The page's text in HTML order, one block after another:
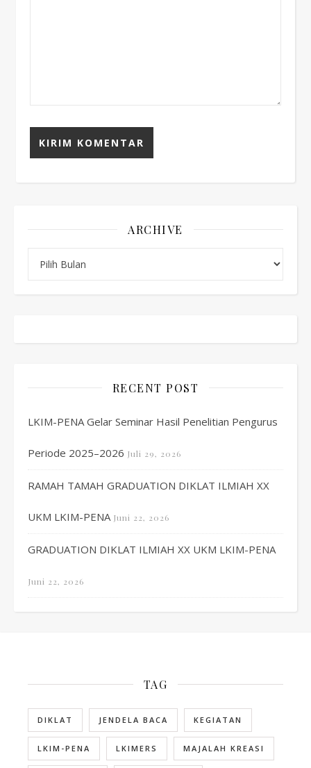
ARCHIVE
RECENT POST
LKIM-PENA Gelar Seminar Hasil Penelitian Pengurus
Periode 2025–2026 Juli 29, 2026
RAMAH TAMAH GRADUATION DIKLAT ILMIAH XX
UKM LKIM-PENA Juni 22, 2026
GRADUATION DIKLAT ILMIAH XX UKM LKIM-PENA
Juni 22, 2026
TAG
DIKLAT JENDELA BACA KEGIATAN
LKIM-PENA LKIMERS MAJALAH KREASI